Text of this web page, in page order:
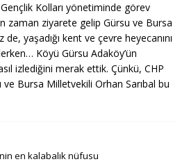
Kolları yönetiminde görev
zaman ziyarete gelip Gürsu ve Bursa
yaşadığı kent ve çevre heyecanını
Köyü Gürsu Adaköy’ün
izlediğini merak ettik. Çünkü, CHP
ve Bursa Milletvekili Orhan Sarıbal bu
en kalabalık nüfusu